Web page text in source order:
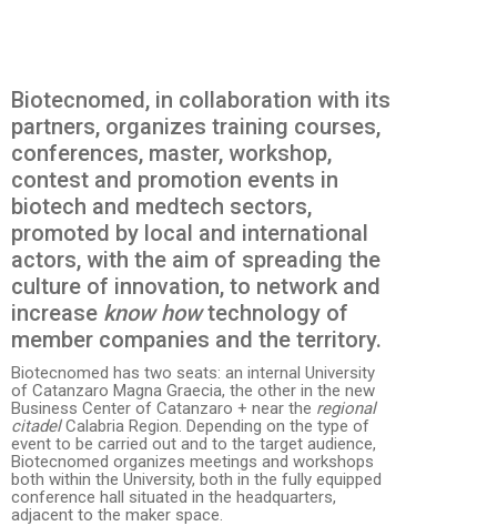
Biotecnomed, in collaboration with its
partners, organizes training courses,
conferences, master, workshop,
contest and promotion events in
biotech and medtech sectors,
promoted by local and international
actors, with the aim of spreading the
culture of innovation, to network and
increase know howtechnology of
member companies and the territory.
Biotecnomed has two seats: an internal University
of Catanzaro Magna Graecia, the other in the new
Business Center of Catanzaro + near the regional
citadelCalabria Region. Depending on the type of
event to be carried out and to the target audience,
Biotecnomed organizes meetings and workshops
both within the University, both in the fully equipped
conference hall situated in the headquarters,
adjacent to the maker space.